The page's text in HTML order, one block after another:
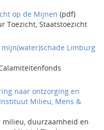
op de Mijnen (pdf)
Toezicht, Staatstoezicht
Limburg
naar ontzorging en
Milieu, Mens &
milieu, duurzaamheid en